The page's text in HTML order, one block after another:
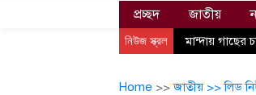
প্রচ্ছদ জাতীয়
নিউজ স্ক্রল মান্দায় গাছের
Home >>জাতীয় >>লিড